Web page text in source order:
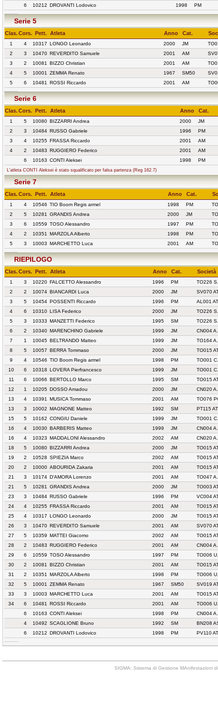
6
10212 DROVANTI Lodovico 1998 PM
Serie 5
Clas.Cors. Pett. Atleta Anno Cat.
1 4 10317 LONGO Leonardo 2000 JM
2
3 10470 REVERDITO Samuele 2001 AM
3
2 10081 BIZZO Christian 2001 AM
4
5 10001 ZEMMA Renato 1967 SM50
5
6 10481 ROSSI Riccardo 2001 AM
Serie 6
Clas.Cors. Pett. Atleta Anno Cat.
1 5 10080 BIZZARRI Andrea 2000
JM
2
3 10484 RUSSO Gabriele 1996
PM
3
4 10255 FRASSA Riccardo 2001
AM
4
2 10483 RUGGIERO Federico 2001
AM
6
10163 CONTI Aleksei 1998 PM
L'atleta CONTI Aleksei è stato squalificato per falsa partenza (Reg 162.7)
Serie 7
Clas.Cors. Pett. Atleta Anno Cat.
1 4 10546 TIO Boom Regis armel 1998 PM
2
5 10281 GRANDIS Andrea 2000 JM
3
6 10559 TOSO Alessandro 1997 PM
4
2 10351 MARZOLA Alberto 1998 PM
5
3 10003 MARCHETTO Luca 2001 AM
RIEPILOGO
Clas.Cors. Pett. Atleta Anno Cat. Società
1 3 10220 FALCETTO Alessandro 1996 PM
TO226
2
2 10074 BIANCARDI Luca 2000 JM
SV070
3
5 10454 POSSENTI Riccardo 1996 PM
AL001
4
6 10310 LISA Federico 2000 JM
TO226
5
3 10333 MANZETTI Federico 1995 SM
TO226
6
2 10340 MARENCHINO Gabriele 1999 JM
CN004
7
1 10045 BELTRANDO Matteo 1999 JM
TO164
8
5 10057 BERRA Tommaso 2000 JM
TO015
9
4 10546 TIO Boom Regis armel 1998 PM
TO001
10
6 10318 LOVERA Pierfrancesco 1999 JM
TO001
11
6 10066 BERTOLLO Marco 1995 SM
TO015
12
1 10205 DOSSO Amadou 2000 JM
CN020
13
4 10391 MUSICA Tommaso 2001 AM
TO076
13
3 10002 MAGNONE Matteo 1992 SM
PT115
15
5 10162 CONGIU Daniele 1999 JM
TO001
16
4 10030 BARBERIS Matteo 1999 JM
CN004
16
4 10323 MADDALONI Alessandro 2002 AM
CN020
18
5 10080 BIZZARRI Andrea 2000 JM
TO015
19
2 10528 SPIEZIA Marco 2002 AM
TO015
20
2 10000 ABOURIDA Zakaria 2001 AM
TO015
21
3 10174 D'AMORA Lorenzo 2001 AM
TO047
21
5 10281 GRANDIS Andrea 2000 JM
TO003
23
3 10484 RUSSO Gabriele 1996 PM
VC004
24
4 10255 FRASSA Riccardo 2001 AM
TO015
25
4 10317 LONGO Leonardo 2000 JM
TO015
26
3 10470 REVERDITO Samuele 2001 AM
SV070
27
5 10359 MATTEI Giacomo 2002 AM
TO015
28
2 10483 RUGGIERO Federico 2001 AM
CN004
29
6 10559 TOSO Alessandro 1997 PM
TO006
30
2 10081 BIZZO Christian 2001 AM
TO015
31
2 10351 MARZOLA Alberto 1998 PM
TO006
32
5 10001 ZEMMA Renato 1967 SM50
SV019
33
3 10003 MARCHETTO Luca 2001 AM
TO015
34
6 10481 ROSSI Riccardo 2001 AM
TO006
6
10163 CONTI Aleksei 1998 PM
CN004
4
10492 SCAGLIONE Bruno 1992 SM
BN208
6
10212 DROVANTI Lodovico 1998 PM PV110
SIGMA: Sistema di Gestione MAnifestazioni